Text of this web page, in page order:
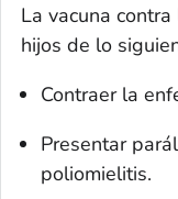
La vacuna
hijos de lo
Contraer la
Presentar
poliomielitis.